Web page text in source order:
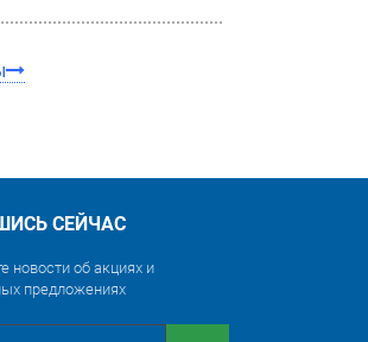
СЕЙЧАС
новости об акциях и
предложениях